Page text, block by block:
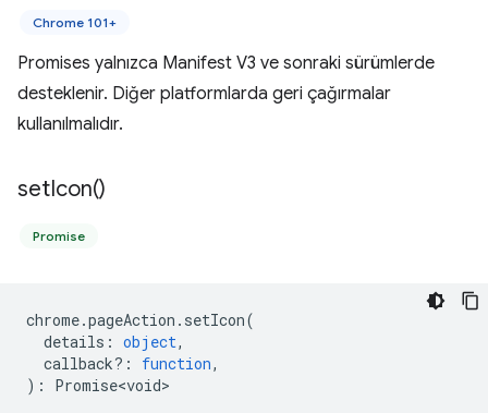
Chrome 101+
Promises yalnızca Manifest V3 ve sonraki sürümlerde
desteklenir. Diğer platformlarda geri çağırmalar
kullanılmalıdır.
setIcon()
Promise
chrome.pageAction . setIcon(
details : object,
callback? : function,
) : Promise<void>